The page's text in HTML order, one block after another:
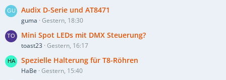
Audix D-Serie und AT8471
guma Gestern, 18:30
Mini Spot LEDs mit DMX Steuerung?
toast23 Gestern, 16:17
Spezielle Halterung für T8-Röhren
HaBe Gestern, 15:40